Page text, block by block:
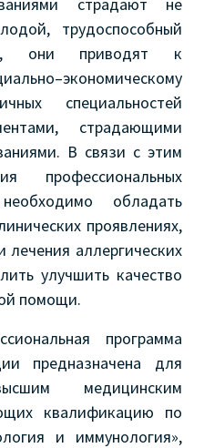
трудоспособный
они приводят к
специальностей
страдающими
В связи с этим
профессиональных
обладать
проявлениях,
лечения аллергических
улучшить качество
помощи.
программа
предназначена для
медицинским
квалификацию по
и иммунология»,